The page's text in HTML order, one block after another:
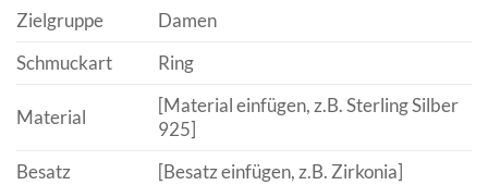
Zielgruppe
Damen
Schmuckart
Ring
Material
[Material einfügen, z.B. Sterling Silber
925]
Besatz
[Besatz einfügen, z.B. Zirkonia]